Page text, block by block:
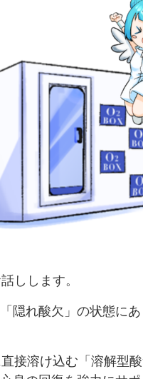
しします。
隠れ酸欠」の状態に
接溶け込む「溶解型